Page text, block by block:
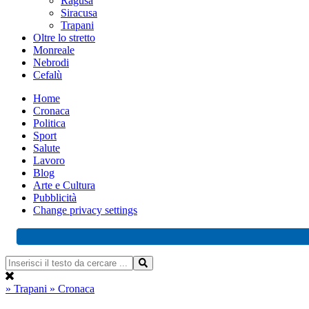
Siracusa
Trapani
Oltre lo stretto
Monreale
Nebrodi
Cefalù
Home
Cronaca
Politica
Sport
Salute
Lavoro
Blog
Arte e Cultura
Pubblicità
Change privacy settings
» Trapani » Cronaca